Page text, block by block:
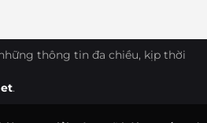
thông tin đa chiều, kịp thời
.